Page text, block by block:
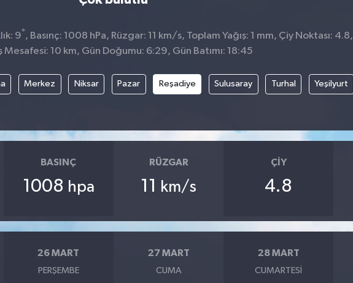
9° , Basınç: 1008 hPa, Rüzgar: 11 km/s, Toplam Yağış: 1 mm, Çiy Noktası: 4.8,
Mesafesi: 10 km, Gün Doğumu: 6:29, Gün Batımı: 18:45
Merkez Niksar Pazar Reşadiye Sulusaray Turhal Yeşilyurt
BASINÇ
1008 hpa
RÜZGAR
11 km/s
ÇIY
4.8
26 MART
PERŞEMBE
27 MART
CUMA
28 MART
CUMARTESI